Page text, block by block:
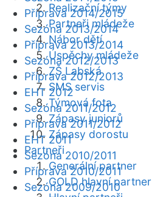
Realizační týmy
Partneři mládeže
Nábor dětí
Úspěchy mládeže
ZŠ Labská
SMS servis
Týmová fota
Zápasy juniorů
Zápasy dorostu
Partneři
Generální partner
GOLD hlavní partner
Příprava 2014/2015
Sezóna 2013/2014
Příprava 2013/2014
Sezóna 2012/2013
Příprava 2012/2013
EHT 2012
Sezóna 2011/2012
Příprava 2011/2012
EHT 2011
Sezóna 2010/2011
Příprava 2010/2011
Sezóna 2009/2010